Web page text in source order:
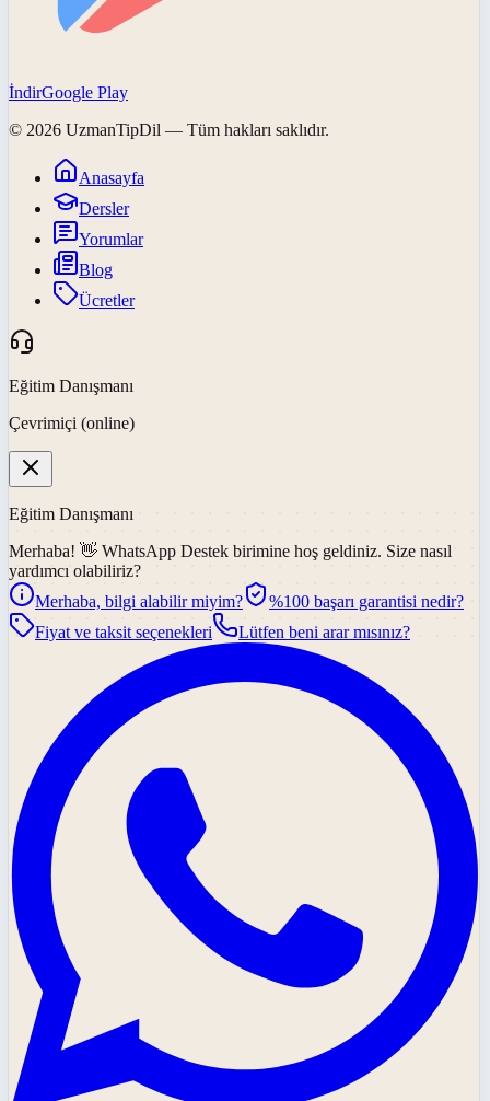
İndirGoogle Play
© 2026 UzmanTipDil — Tüm hakları saklıdır.
Anasayfa
Dersler
Yorumlar
Blog
Ücretler
Eğitim Danışmanı
Çevrimiçi (online)
Eğitim Danışmanı
Merhaba! 👋 WhatsApp Destek birimine hoş geldiniz. Size nasıl
yardımcı olabiliriz?
Merhaba, bilgi alabilir miyim?
%100 başarı garantisi nedir?
Fiyat ve taksit seçenekleri
Lütfen beni arar mısınız?